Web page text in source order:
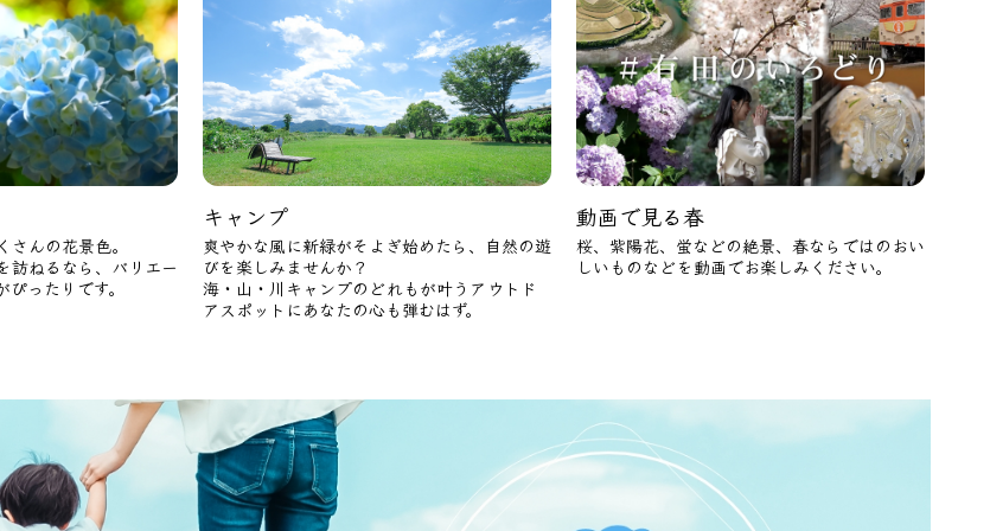
んの花景色。
訪ねるなら、バリエー
ったりです。
キャンプ
爽やかな風に新緑がそよぎ始めたら、自然の遊
びを楽しみませんか？
海・山・川キャンプのどれもが叶うアウトド
アスポットにあなたの心も弾むはず。
動画で見る春
桜、紫陽花、蛍などの絶景、春ならではのおい
しいものなどを動画でお楽しみください。